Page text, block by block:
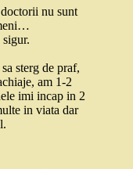
nu sunt
sterg de praf,
am 1-2
imi incap in 2
in viata dar